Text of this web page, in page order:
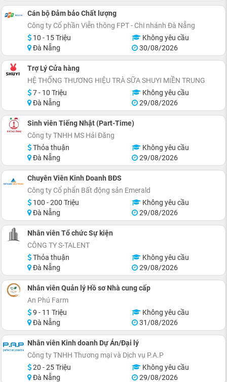
Cán bộ Đảm bảo Chất lượng
Công ty Cổ phần Viễn thông FPT - Chi nhánh Đà Nẵng
10 - 15 Triệu
Không yêu cầu
Đà Nẵng
30/08/2026
Trợ Lý Cửa hàng
HỆ THỐNG THƯƠNG HIỆU TRÀ SỮA SHUYI MIỀN TRUNG
7 - 10 Triệu
Không yêu cầu
Đà Nẵng
29/08/2026
Sinh viên Tiếng Nhật (Part-Time)
Công ty TNHH MS Hải Đăng
Thỏa thuận
Không yêu cầu
Đà Nẵng
29/08/2026
Chuyên Viên Kinh Doanh BĐS
Công ty Cổ phẩn Bất động sản Emerald
100 - 200 Triệu
Không yêu cầu
Đà Nẵng
29/08/2026
Nhân viên Tổ chức Sự kiện
CÔNG TY S-TALENT
Thỏa thuận
Không yêu cầu
Đà Nẵng
29/08/2026
Nhân viên Quản lý Hồ sơ Nhà cung cấp
An Phú Farm
9 - 11 Triệu
Không yêu cầu
Đà Nẵng
31/08/2026
Nhân viên Kinh doanh Dự Án/Đại lý
Công ty TNHH Thương mại và Dịch vụ P.A.P
20 - 25 Triệu
Không yêu cầu
Đà Nẵng
29/08/2026